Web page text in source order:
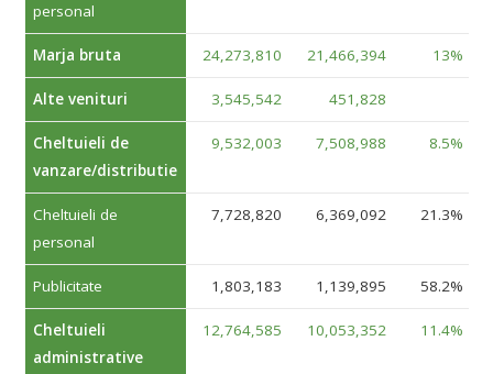
personal
Marja bruta 24,273,810 21,466,394 13%
Alte venituri 3,545,542 451,828
Cheltuieli de
vanzare/distributie
9,532,003 7,508,988 8.5%
Cheltuieli de
personal
7,728,820 6,369,092 21.3%
Publicitate 1,803,183 1,139,895 58.2%
Cheltuieli
administrative
12,764,585 10,053,352 11.4%